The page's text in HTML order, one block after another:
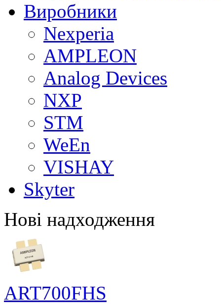
Виробники
Nexperia
АMPLEON
Analog Devices
NXP
STM
WeEn
VISHAY
Skyter
Нові надходження
ART700FHS